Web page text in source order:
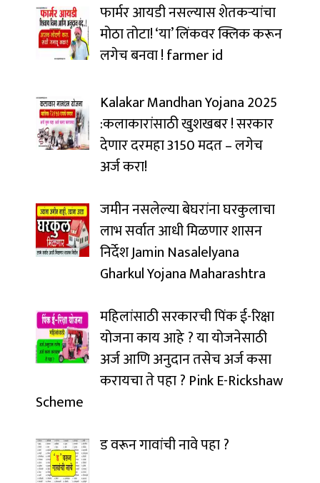
फार्मर आयडी नसल्यास शेतकऱ्यांचा
मोठा तोटा! ‘या’ लिंकवर क्लिक करून
लगेच बनवा ! farmer id
Kalakar Mandhan Yojana 2025
:कलाकारांसाठी खुशखबर ! सरकार
देणार दरमहा ₹3150 मदत – लगेच
अर्ज करा!
जमीन नसलेल्या बेघरांना घरकुलाचा
लाभ सर्वात आधी मिळणार शासन
निर्देश Jamin Nasalelyana
Gharkul Yojana Maharashtra
महिलांसाठी सरकारची पिंक ई-रिक्षा
योजना काय आहे ? या योजनेसाठी
अर्ज आणि अनुदान तसेच अर्ज कसा
करायचा ते पहा ? Pink E-Rickshaw
Scheme
ड वरून गावांची नावे पहा ?